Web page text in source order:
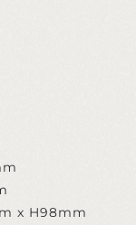
x H98mm